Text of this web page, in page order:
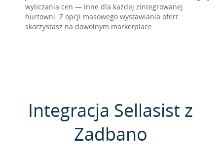
wyliczania cen — inne dla każdej zintegrowanej
hurtowni. Z opcji masowego wystawiania ofert
skorzystasz na dowolnym marketplace.
Integracja Sellasist z
Zadbano